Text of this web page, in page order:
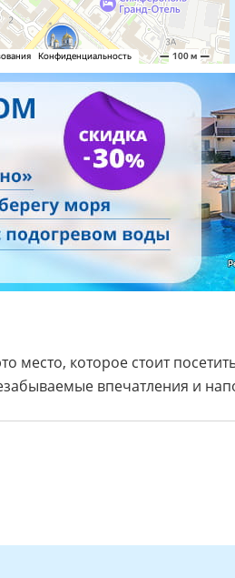
место, которое стоит
впечатления и